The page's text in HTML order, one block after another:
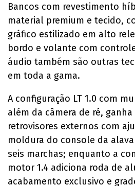
Bancos com revestimento
material premium e tecido,
gráfico estilizado em alto
bordo e volante com
áudio também são outras
em toda a gama.
A configuração LT 1.0 com
além da câmera de ré,
retrovisores externos com
moldura do console da
seis marchas; enquanto a
motor 1.4 adiciona roda de
acabamento exclusivo e